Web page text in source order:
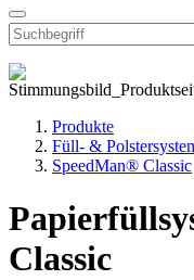
Produkte
Füll- &
SpeedMan® Classic
Classic